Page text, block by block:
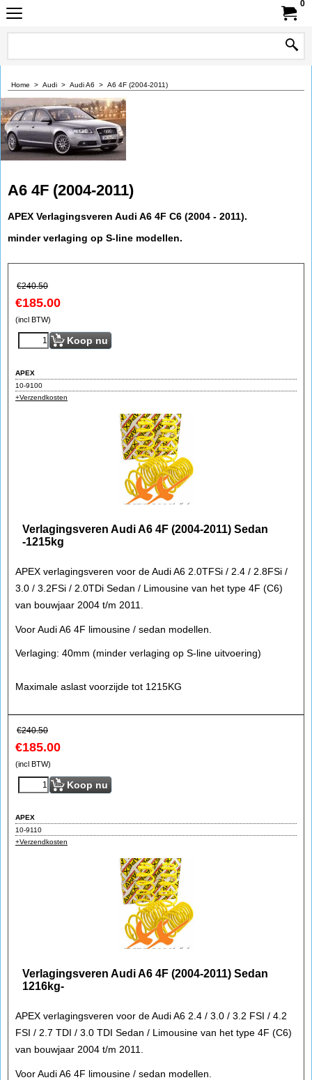
0
Home > Audi > Audi A6 > A6 4F (2004-2011)
A6 4F (2004-2011)
APEX Verlagingsveren Audi A6 4F C6 (2004 - 2011).
minder verlaging op S-line modellen.
€240.50
€185.00
(incl BTW)
Koop nu
APEX
10-9100
+Verzendkosten
Verlagingsveren Audi A6 4F (2004-2011) Sedan
-1215kg
APEX verlagingsveren voor de Audi A6 2.0TFSi / 2.4 / 2.8FSi /
3.0 / 3.2FSi / 2.0TDi Sedan / Limousine van het type 4F (C6)
van bouwjaar 2004 t/m 2011.
Voor Audi A6 4F limousine / sedan modellen.
Verlaging: 40mm (minder verlaging op S-line uitvoering)
Maximale aslast voorzijde tot 1215KG
€240.50
€185.00
(incl BTW)
Koop nu
APEX
10-9110
+Verzendkosten
Verlagingsveren Audi A6 4F (2004-2011) Sedan
1216kg-
APEX verlagingsveren voor de Audi A6 2.4 / 3.0 / 3.2 FSI / 4.2
FSI / 2.7 TDI / 3.0 TDI Sedan / Limousine van het type 4F (C6)
van bouwjaar 2004 t/m 2011.
Voor Audi A6 4F limousine / sedan modellen.